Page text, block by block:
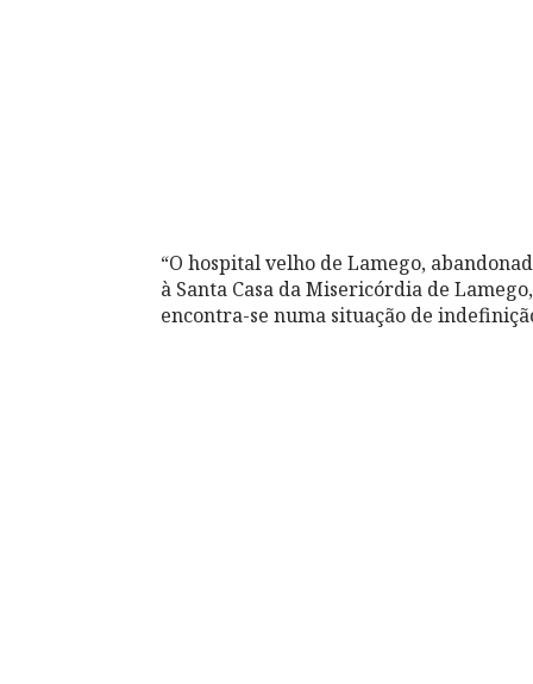
“O hospital velho de Lamego,
à Santa Casa da Misericórdia de
encontra-se numa situação de